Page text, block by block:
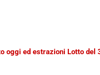
oggi ed estrazioni Lotto del